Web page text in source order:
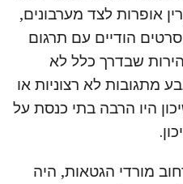
אופרות לצד מערבונים,
הודיים עם תרגום
שבדרך כלל לא
מתגובות לא רצוניות או
היו הרבה בתי כנסת על
מורדי הגטאות, היה